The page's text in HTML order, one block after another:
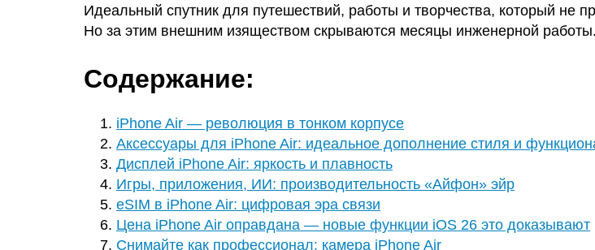
Идеальный спутник для путешествий, работы и творчества, который не
Но за этим внешним изяществом скрываются месяцы инженерной работы.
Содержание:
iPhone Air — революция в тонком корпусе
Аксессуары для iPhone Air: идеальное дополнение стиля и
Дисплей iPhone Air: яркость и плавность
Игры, приложения, ИИ: производительность «Айфон» эйр
eSIM в iPhone Air: цифровая эра связи
Цена iPhone Air оправдана — новые функции iOS 26 это доказывают
Снимайте как профессионал: камера iPhone Air